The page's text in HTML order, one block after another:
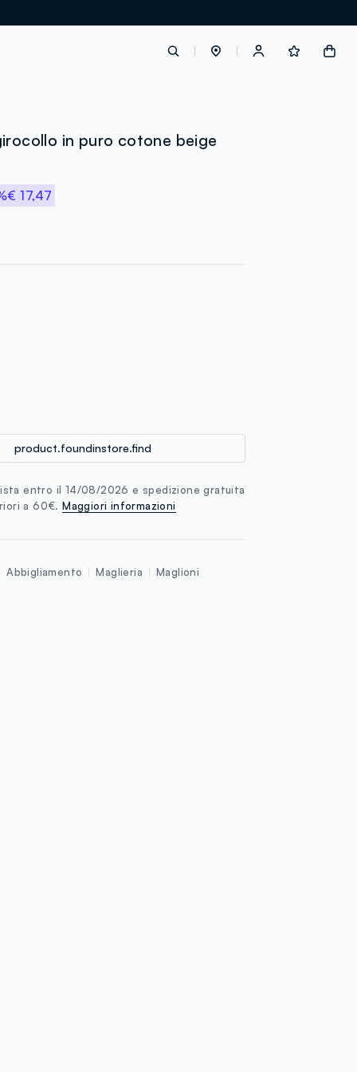
in puro cotone beige
€ 17,47
product.foundinstore.find
entro il 14/08/2026 e spedizione gratuita
a 60€.Maggiori informazioni
Abbigliamento Maglieria Maglioni